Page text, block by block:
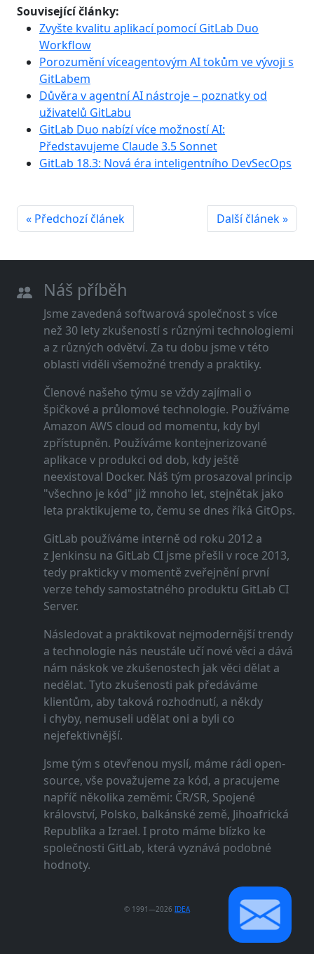
Související články:
Zvyšte kvalitu aplikací pomocí GitLab Duo
Workflow
Porozumění víceagentovým AI tokům ve vývoji s
GitLabem
Důvěra v agentní AI nástroje – poznatky od
uživatelů GitLabu
GitLab Duo nabízí více možností AI:
Představujeme Claude 3.5 Sonnet
GitLab 18.3: Nová éra inteligentního DevSecOps
« Předchozí článek Další článek »
Náš příběh
Jsme zavedená softwarová společnost s více
než 30 lety zkušeností s různými technologiemi
a z různých odvětví. Za tu dobu jsme v této
oblasti viděli všemožné trendy a praktiky.
Členové našeho týmu se vždy zajímali o
špičkové a průlomové technologie. Používáme
Amazon AWS cloud od momentu, kdy byl
zpřístupněn. Používáme kontejnerizované
aplikace v produkci od dob, kdy ještě
neexistoval Docker. Náš tým prosazoval princip
"všechno je kód" již mnoho let, stejnětak jako
leta praktikujeme to, čemu se dnes říká GitOps.
GitLab používáme interně od roku 2012 a
z Jenkinsu na GitLab CI jsme přešli v roce 2013,
tedy prakticky v momentě zveřejnění první
verze tehdy samostatného produktu GitLab CI
Server.
Následovat a praktikovat nejmodernější trendy
a technologie nás neustále učí nové věci a dává
nám náskok ve zkušenostech jak věci dělat a
nedělat. Tyto zkušenosti pak předáváme
klientům, aby taková rozhodnutí, a někdy
i chyby, nemuseli udělat oni a byli co
nejefektivnější.
Jsme tým s otevřenou myslí, máme rádi open-
source, vše považujeme za kód, a pracujeme
napříč několika zeměmi: ČR/SR, Spojené
království, Polsko, balkánské země, Jihoafrická
Republika a Izrael. I proto máme blízko ke
společnosti GitLab, která vyznává podobné
hodnoty.
© 1991—2026 IDEA